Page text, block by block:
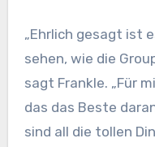
„Ehrlich gesagt ist
sehen, wie die
sagt Frankle. „Für
das das Beste
sind all die tollen